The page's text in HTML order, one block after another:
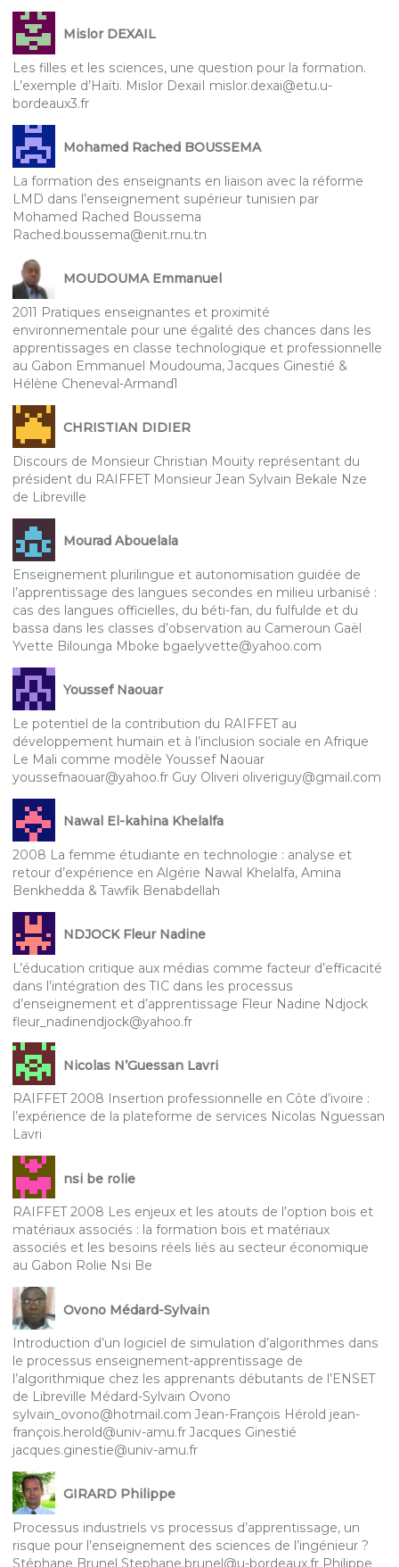
Mislor DEXAIL
Les filles et les sciences, une question pour la formation.
L’exemple d’Haïti. Mislor DexaiI mislor.dexai@etu.u-
bordeaux3.fr
Mohamed Rached BOUSSEMA
La formation des enseignants en liaison avec la réforme
LMD dans l’enseignement supérieur tunisien par
Mohamed Rached Boussema
Rached.boussema@enit.rnu.tn
MOUDOUMA Emmanuel
2011 Pratiques enseignantes et proximité
environnementale pour une égalité des chances dans les
apprentissages en classe technologique et professionnelle
au Gabon Emmanuel Moudouma, Jacques Ginestié &
Hélène Cheneval-Armand1
CHRISTIAN DIDIER
Discours de Monsieur Christian Mouity représentant du
président du RAIFFET Monsieur Jean Sylvain Bekale Nze
de Libreville
Mourad Abouelala
Enseignement plurilingue et autonomisation guidée de
l’apprentissage des langues secondes en milieu urbanisé :
cas des langues officielles, du béti-fan, du fulfulde et du
bassa dans les classes d’observation au Cameroun Gaël
Yvette Bilounga Mboke bgaelyvette@yahoo.com
Youssef Naouar
Le potentiel de la contribution du RAIFFET au
développement humain et à l’inclusion sociale en Afrique
Le Mali comme modèle Youssef Naouar
youssefnaouar@yahoo.fr Guy Oliveri oliveriguy@gmail.com
Nawal El-kahina Khelalfa
2008 La femme étudiante en technologie : analyse et
retour d’expérience en Algérie Nawal Khelalfa, Amina
Benkhedda & Tawfik Benabdellah
NDJOCK Fleur Nadine
L’éducation critique aux médias comme facteur d’efficacité
dans l’intégration des TIC dans les processus
d’enseignement et d’apprentissage Fleur Nadine Ndjock
fleur_nadinendjock@yahoo.fr
Nicolas N’Guessan Lavri
RAIFFET 2008 Insertion professionnelle en Côte d’ivoire :
l’expérience de la plateforme de services Nicolas Nguessan
Lavri
nsi be rolie
RAIFFET 2008 Les enjeux et les atouts de l’option bois et
matériaux associés : la formation bois et matériaux
associés et les besoins réels liés au secteur économique
au Gabon Rolie Nsi Be
Ovono Médard-Sylvain
Introduction d’un logiciel de simulation d’algorithmes dans
le processus enseignement-apprentissage de
l’algorithmique chez les apprenants débutants de l’ENSET
de Libreville Médard-Sylvain Ovono
sylvain_ovono@hotmail.com Jean-François Hérold jean-
françois.herold@univ-amu.fr Jacques Ginestié
jacques.ginestie@univ-amu.fr
GIRARD Philippe
Processus industriels vs processus d’apprentissage, un
risque pour l’enseignement des sciences de l’ingénieur ?
Stéphane Brunel Stephane.brunel@u-bordeaux.fr Philippe